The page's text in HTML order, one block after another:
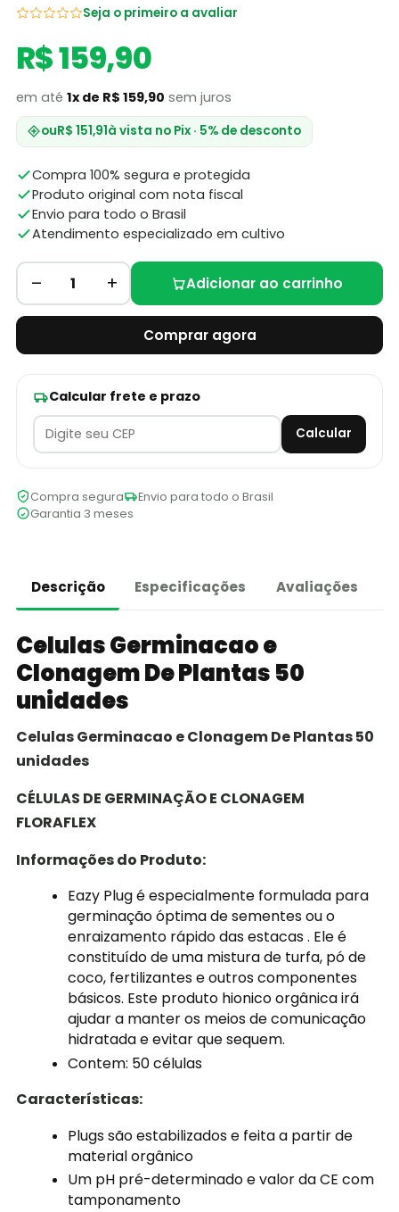
Seja o primeiro a avaliar
R$ 159,90
em até 1x de R$ 159,90 sem juros
ouR$ 151,91à vista no Pix · 5% de desconto
Compra 100% segura e protegida
Produto original com nota fiscal
Envio para todo o Brasil
Atendimento especializado em cultivo
– 1 + Adicionar ao carrinho
Comprar agora
Calcular frete e prazo
Calcular
Compra segura
Envio para todo o Brasil
Garantia 3 meses
Descrição Especificações Avaliações
Celulas Germinacao e
Clonagem De Plantas 50
unidades
Celulas Germinacao e Clonagem De Plantas 50
unidades
CÉLULAS DE GERMINAÇÃO E CLONAGEM
FLORAFLEX
Informações do Produto:
Eazy Plug é especialmente formulada para
germinação óptima de sementes ou o
enraizamento rápido das estacas . Ele é
constituído de uma mistura de turfa, pó de
coco, fertilizantes e outros componentes
básicos. Este produto hionico orgânica irá
ajudar a manter os meios de comunicação
hidratada e evitar que sequem.
Contem: 50 células
Características:
Plugs são estabilizados e feita a partir de
material orgânico
Um pH pré-determinado e valor da CE com
tamponamento